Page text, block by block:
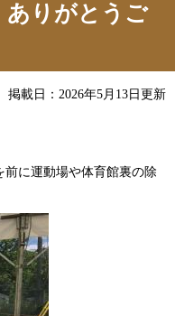
りがとうご
掲載日：2026年5月13日更新
に運動場や体育館裏の除